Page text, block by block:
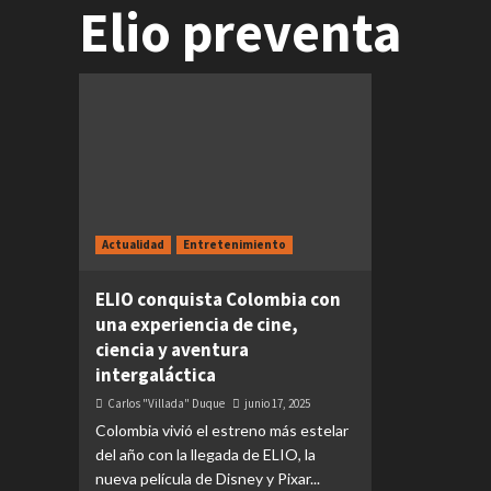
Elio preventa
Actualidad Entretenimiento
ELIO conquista Colombia con
una experiencia de cine,
ciencia y aventura
intergaláctica
Carlos "Villada" Duque junio 17, 2025
Colombia vivió el estreno más estelar
del año con la llegada de ELIO, la
nueva película de Disney y Pixar...